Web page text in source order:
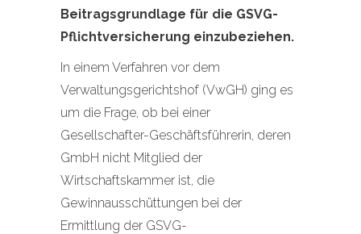
Beitragsgrundlage für die GSVG-
Pflichtversicherung einzubeziehen.
In einem Verfahren vor dem
Verwaltungsgerichtshof (VwGH) ging es
um die Frage, ob bei einer
Gesellschafter-Geschäftsführerin, deren
GmbH nicht Mitglied der
Wirtschaftskammer ist, die
Gewinnausschüttungen bei der
Ermittlung der GSVG-